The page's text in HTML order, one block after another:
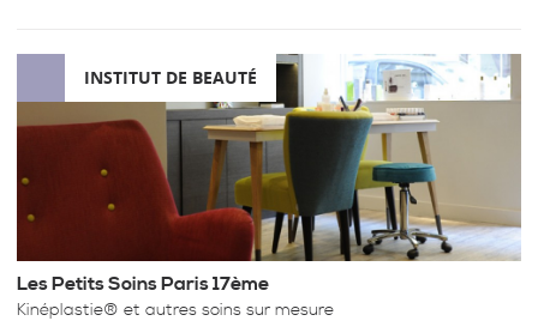
INSTITUT DE BEAUTÉ
Les Petits Soins Paris 17ème
Kinéplastie® et autres soins sur mesure